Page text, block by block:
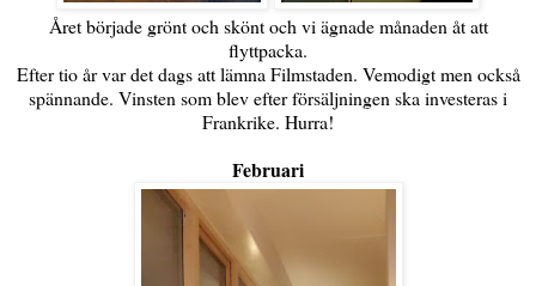
Året började grönt och skönt och vi ägnade månaden åt att
flyttpacka.
Efter tio år var det dags att lämna Filmstaden. Vemodigt men också
spännande. Vinsten som blev efter försäljningen ska investeras i
Frankrike. Hurra!
Februari